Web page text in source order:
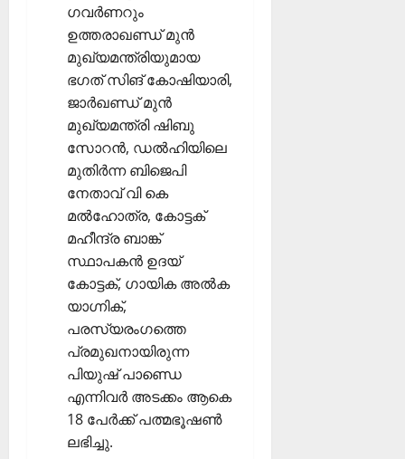
ഗവര്‍ണറും
ഉത്തരാഖണ്ഡ് മുന്‍
മുഖ്യമന്ത്രിയുമായ
ഭഗത് സിങ് കോഷിയാരി,
ജാര്‍ഖണ്ഡ് മുന്‍
മുഖ്യമന്ത്രി ഷിബു
സോറന്‍, ഡല്‍ഹിയിലെ
മുതിര്‍ന്ന ബിജെപി
നേതാവ് വി കെ
മല്‍ഹോത്ര, കോട്ടക്
മഹീന്ദ്ര ബാങ്ക്
സ്ഥാപകന്‍ ഉദയ്
കോട്ടക്, ഗായിക അല്‍ക
യാഗ്നിക്,
പരസ്യരംഗത്തെ
പ്രമുഖനായിരുന്ന
പിയുഷ് പാണ്ഡെ
എന്നിവര്‍ അടക്കം ആകെ
18 പേര്‍ക്ക് പത്മഭൂഷണ്‍
ലഭിച്ചു.